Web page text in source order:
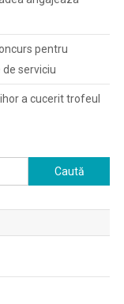
pentru
serviciu
a cucerit trofeul
Caută
după: